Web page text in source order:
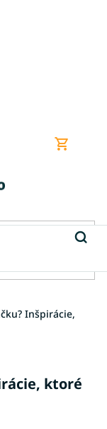
Inšpirácie,
ktoré